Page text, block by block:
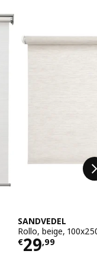
SANDVEDEL
Rollo, beige,
€29,99
Preis €